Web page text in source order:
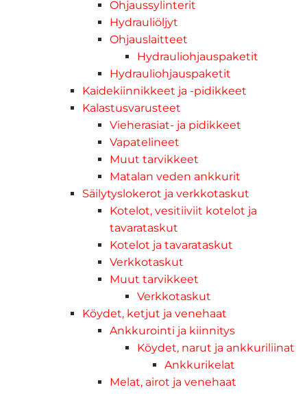
Ohjaussylinterit
Hydrauliöljyt
Ohjauslaitteet
Hydrauliohjauspaketit
Hydrauliohjauspaketit
Kaidekiinnikkeet ja -pidikkeet
Kalastusvarusteet
Vieherasiat- ja pidikkeet
Vapatelineet
Muut tarvikkeet
Matalan veden ankkurit
Säilytyslokerot ja verkkotaskut
Kotelot, vesitiiviit kotelot ja
tavarataskut
Kotelot ja tavarataskut
Verkkotaskut
Muut tarvikkeet
Verkkotaskut
Köydet, ketjut ja venehaat
Ankkurointi ja kiinnitys
Köydet, narut ja ankkuriliinat
Ankkurikelat
Melat, airot ja venehaat